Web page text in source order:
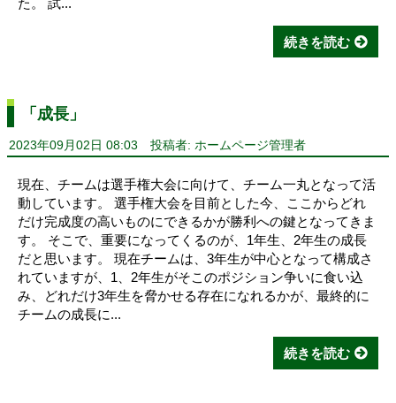
た。 試...
続きを読む
「成長」
2023年09月02日 08:03 投稿者: ホームページ管理者
現在、チームは選手権大会に向けて、チーム一丸となって活
動しています。 選手権大会を目前とした今、ここからどれ
だけ完成度の高いものにできるかが勝利への鍵となってきま
す。 そこで、重要になってくるのが、1年生、2年生の成長
だと思います。 現在チームは、3年生が中心となって構成さ
れていますが、1、2年生がそこのポジション争いに食い込
み、どれだけ3年生を脅かせる存在になれるかが、最終的に
チームの成長に...
続きを読む